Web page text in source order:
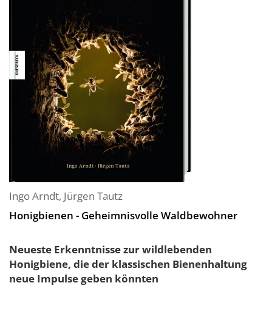
Ingo Arndt, Jürgen Tautz
Honigbienen - Geheimnisvolle Waldbewohner
Neueste Erkenntnisse zur wildlebenden
Honigbiene, die der klassischen Bienenhaltung
neue Impulse geben könnten